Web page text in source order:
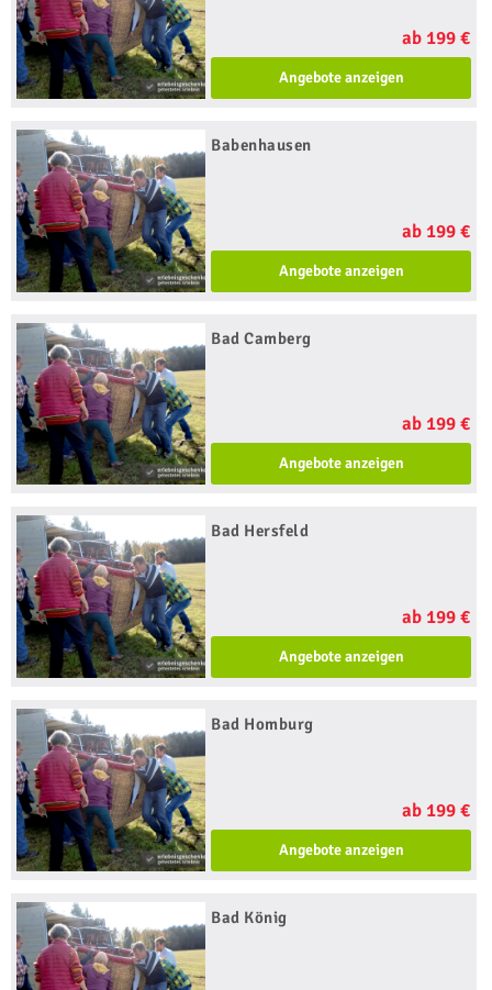
ab 199 €
Angebote anzeigen
Babenhausen
ab 199 €
Angebote anzeigen
Bad Camberg
ab 199 €
Angebote anzeigen
Bad Hersfeld
ab 199 €
Angebote anzeigen
Bad Homburg
ab 199 €
Angebote anzeigen
Bad König